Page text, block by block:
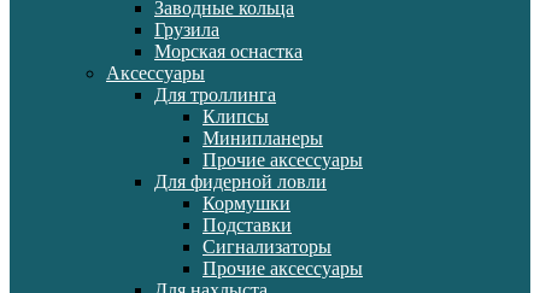
Заводные кольца
Грузила
Морская оснастка
Аксессуары
Для троллинга
Клипсы
Минипланеры
Прочие аксессуары
Для фидерной ловли
Кормушки
Подставки
Сигнализаторы
Прочие аксессуары